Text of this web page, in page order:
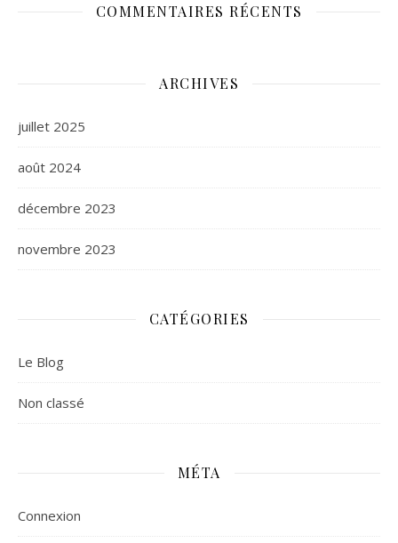
COMMENTAIRES RÉCENTS
ARCHIVES
juillet 2025
août 2024
décembre 2023
novembre 2023
CATÉGORIES
Le Blog
Non classé
MÉTA
Connexion